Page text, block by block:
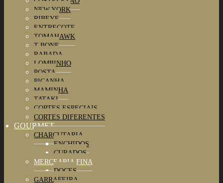
NEW YORK
RIBEYE
ENTRECOTE
TOMAHAWK
T-BONE
RABADA
LOMBINHO
POSTA
PICANHA
MAMINHA
TATAKI
CORTES ESPECIAIS
CORTES DIFERENTES
GOURMET
CHARCUTARIA
ENCHIDOS
CURADOS
MERCEARIA FINA
DOCES
GARRAFEIRA